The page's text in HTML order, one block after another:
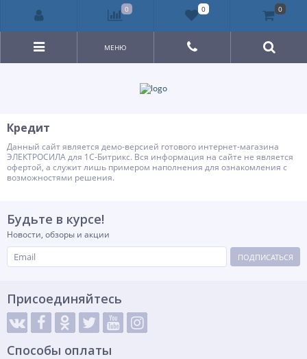
МЕНЮ
Кредит
Данный сайт является демо-версией готового интернет-магазина
ЭЛЕКТРОСИЛА для 1С-Битрикс. Вся информация на сайте не является
офертой, а служит лишь примером наполнения для ознакомления с
возможностями решения.
Будьте в курсе!
Новости, обзоры и акции
ПОДПИСАТЬСЯ
Присоединяйтесь
Способы оплаты
0 0 0